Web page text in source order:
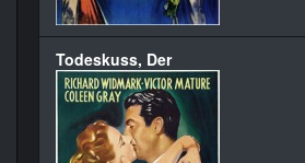
Todeskuss, Der